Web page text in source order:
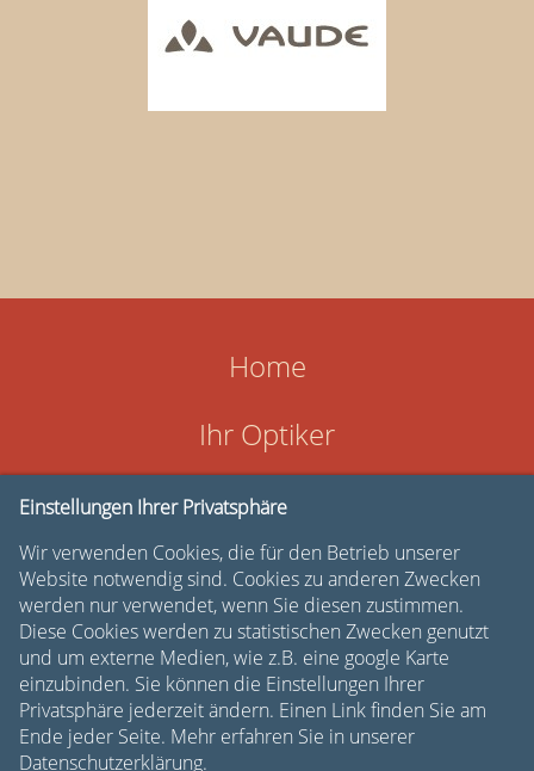
Home
Ihr Optiker
Philosophie
Kontakt
Einstellungen Ihrer Privatsphäre
Wir verwenden Cookies, die für den Betrieb unserer
Website notwendig sind. Cookies zu anderen Zwecken
werden nur verwendet, wenn Sie diesen zustimmen.
Diese Cookies werden zu statistischen Zwecken genutzt
und um externe Medien, wie z.B. eine google Karte
einzubinden. Sie können die Einstellungen Ihrer
Privatsphäre jederzeit ändern. Einen Link finden Sie am
Ende jeder Seite. Mehr erfahren Sie in unserer
Datenschutzerklärung.